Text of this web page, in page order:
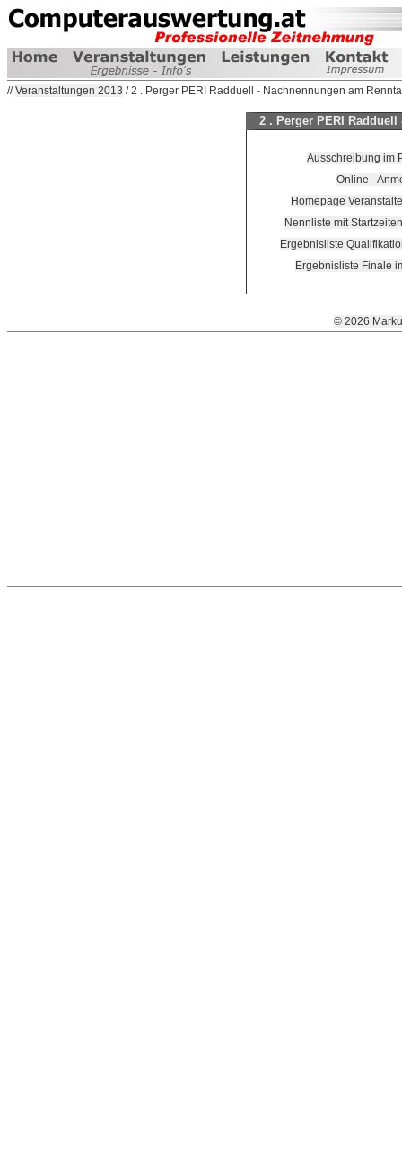
//Veranstaltungen 2013 / 2 . Perger PERI Radduell - Nachnennungen am
2 . Perger PERI
Ausschreibung im
Online -
Homepage
Nennliste mit
Ergebnisliste
Ergebnisliste Finale
© 2026